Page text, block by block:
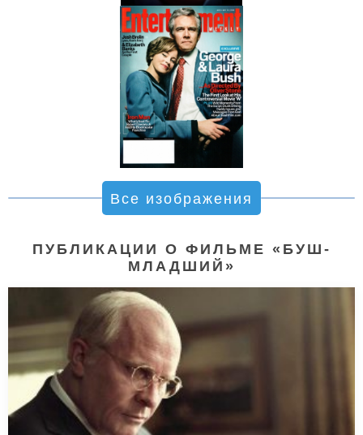
Все изображения
ПУБЛИКАЦИИ О ФИЛЬМЕ «БУШ-
МЛАДШИЙ»